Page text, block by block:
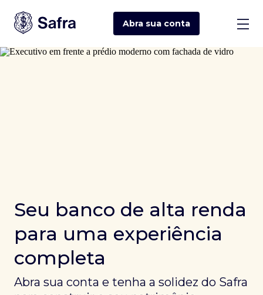
Abra sua conta
Seu banco de alta renda
para uma experiência
completa
Abra sua conta e tenha a solidez do Safra